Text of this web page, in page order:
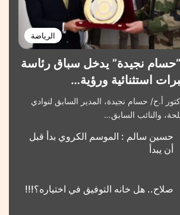
الرياضة
“حسام نجيدة” يدخل سباق رئاسة
استثنائية ورؤية…
أ.ح/ حسام نجيدة، المدير السابق لنوادي
والنائب السابق…
حسين سالم : الموسم الكروي بدأ قبل
أن يبدأ
صلاح.. هل خانه التوفيق في اختياره؟!!!